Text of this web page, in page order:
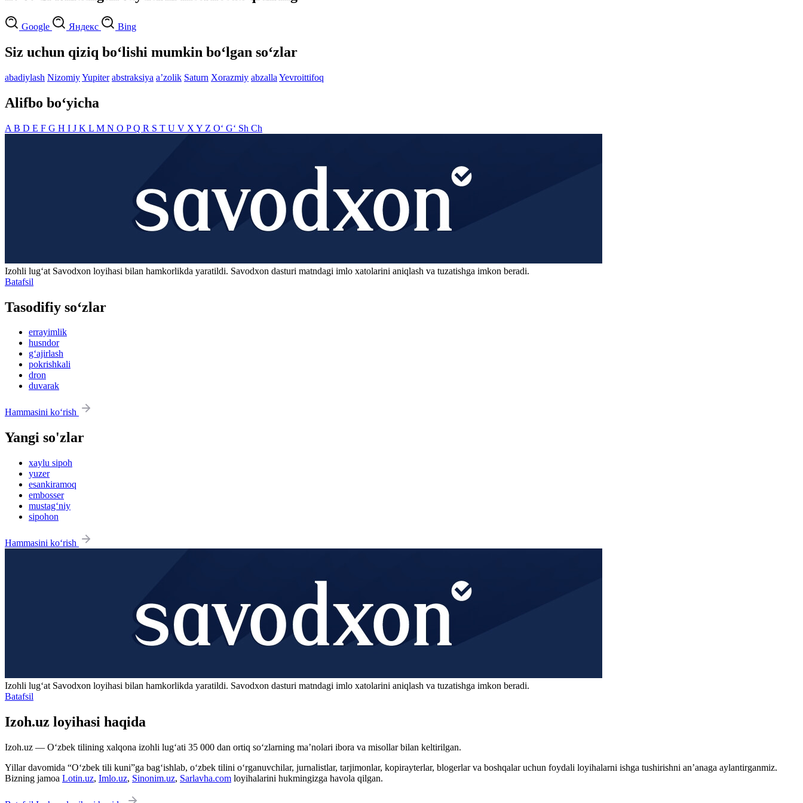
Google Яндекс Bing
Siz uchun qiziq bo‘lishi mumkin bo‘lgan so‘zlar
abadiylash NizomiyYupiter abstraksiya aʼzolik Saturn Xorazmiy abzalla Yevroittifoq
Alifbo bo‘yicha
A B D E F G H I J K L M N O PQ R S T U V X Y Z O‘ G‘ Sh Ch
Izohli lugʻat Savodxon loyihasi bilan hamkorlikda yaratildi. Savodxon dasturi matndagi imlo xatolarini aniqlash va tuzatishga imkon beradi.
Batafsil
Tasodifiy so‘zlar
errayimlik
husndor
g‘ajirlash
pokrishkali
dron
duvarak
Hammasini ko‘rish
Yangi so'zlar
xaylu sipoh
yuzer
esankiramoq
embosser
mustag‘niy
sipohon
Hammasini ko‘rish
Izohli lugʻat Savodxon loyihasi bilan hamkorlikda yaratildi. Savodxon dasturi matndagi imlo xatolarini aniqlash va tuzatishga imkon beradi.
Batafsil
Izoh.uz loyihasi haqida
Izoh.uz — O‘zbek tilining xalqona izohli lug‘ati 35 000 dan ortiq so‘zlarning ma’nolari ibora va misollar bilan keltirilgan.
Yillar davomida “O‘zbek tili kuni”ga bag‘ishlab, o‘zbek tilini o‘rganuvchilar, jurnalistlar, tarjimonlar, kopirayterlar, blogerlar va boshqalar uchun foydali loyihalarni ishga tushirishni an’anaga aylantirganmiz.
Bizning jamoa Lotin.uz, Imlo.uz, Sinonim.uz, Sarlavha.com loyihalarini hukmingizga havola qilgan.